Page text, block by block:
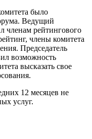
было
Ведущий
членам рейтингового
члены комитета
Председатель
возможность
высказать свое
12 месяцев не
услуг.